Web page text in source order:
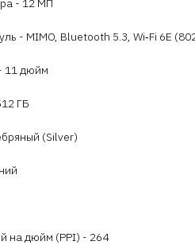
- 12 МП
- MIMO, Bluetooth 5.3, Wi‑Fi 6E
11 дюйм
ГБ
(Silver)
на дюйм (PPI) - 264